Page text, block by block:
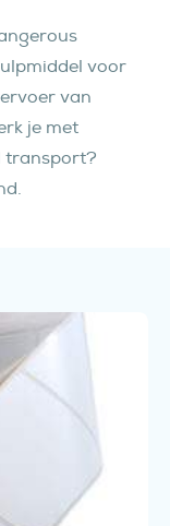
voor
van
je met
transport?